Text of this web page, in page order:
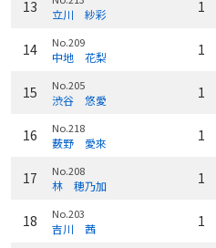
13 立川 紗彩 1
14 No.209
中地 花梨 1
15 No.205
渋谷 悠愛 1
16 No.218
薮野 愛來 1
17 No.208
林 穂乃加 1
18 No.203
吉川 茜 1